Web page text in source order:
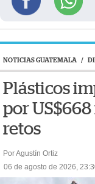
NOTICIAS GUATEMALA /
Plásticos
por
retos
Por Agustín Ortiz
06 de agosto de 2026,